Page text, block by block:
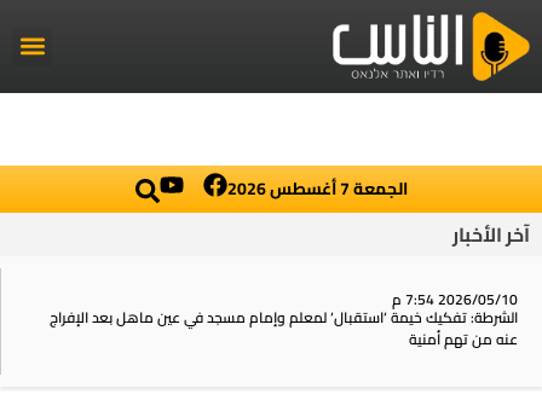
الجمعة 7 أغسطس 2026
آخر الأخبار
2026/05/10 7:54 م
الشرطة: تفكيك خيمة ‘استقبال‘ لمعلم وإمام مسجد في عين ماهل بعد الإفراج
عنه من تهم أمنية